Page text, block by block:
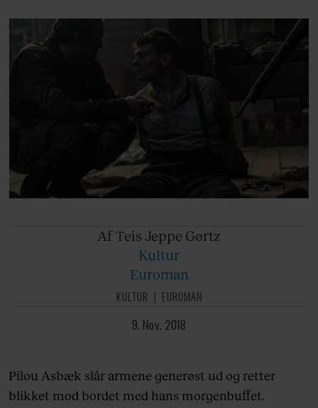
Af Teis Jeppe Gørtz
Kultur
Euroman
KULTUR
EUROMAN
9. Nov. 2018
Pilou Asbæk slår armene generøst ud og retter
blikket mod bordet med hans morgenbuffet.